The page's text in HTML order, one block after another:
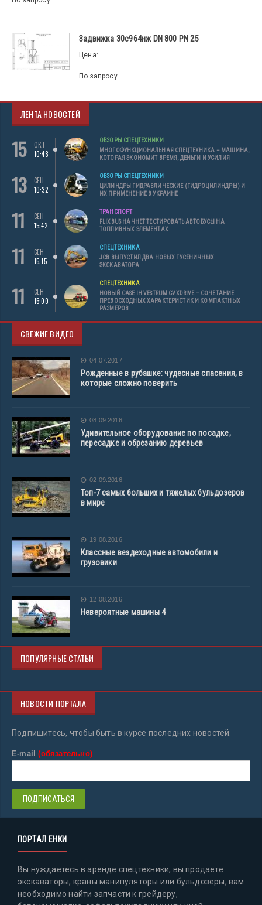
Задвижка 30с964нж DN 800 PN 25
Цена:
По запросу
ЛЕНТА НОВОСТЕЙ
15
ОКТ
10:48
ОБЗОРЫ СПЕЦТЕХНИКИ
МНОГОФУНКЦИОНАЛЬНАЯ СПЕЦТЕХНИКА – МАШИНА,
КОТОРАЯ ЭКОНОМИТ ВРЕМЯ, ДЕНЬГИ И УСИЛИЯ
13
СЕН
10:32
ОБЗОРЫ СПЕЦТЕХНИКИ
ЦИЛИНДРЫ ГИДРАВЛИЧЕСКИЕ (ГИДРОЦИЛИНДРЫ) И
ИХ ПРИМЕНЕНИЕ В УКРАИНЕ
11
СЕН
15:42
ТРАНСПОРТ
FLIXBUS НАЧНЕТ ТЕСТИРОВАТЬ АВТОБУСЫ НА
ТОПЛИВНЫХ ЭЛЕМЕНТАХ
11
СЕН
15:15
СПЕЦТЕХНИКА
JCB ВЫПУСТИЛ ДВА НОВЫХ ГУСЕНИЧНЫХ
ЭКСКАВАТОРА
11
СЕН
15:00
СПЕЦТЕХНИКА
НОВЫЙ CASE IH VESTRUM CVXDRIVE – СОЧЕТАНИЕ
ПРЕВОСХОДНЫХ ХАРАКТЕРИСТИК И КОМПАКТНЫХ
РАЗМЕРОВ
СВЕЖИЕ ВИДЕО
04.07.2017
Рожденные в рубашке: чудесные спасения, в
которые сложно поверить
08.09.2016
Удивительное оборудование по посадке,
пересадке и обрезанию деревьев
02.09.2016
Топ-7 самых больших и тяжелых бульдозеров
в мире
19.08.2016
Классные вездеходные автомобили и
грузовики
12.08.2016
Невероятные машины 4
ПОПУЛЯРНЫЕ СТАТЬИ
НОВОСТИ ПОРТАЛА
Подпишитесь, чтобы быть в курсе последних новостей.
E-mail(обязательно)
ПОРТАЛ ЕНКИ
Вы нуждаетесь в аренде спецтехники, вы продаете
экскаваторы, краны манипуляторы или бульдозеры, вам
необходимо найти запчасти к грейдеру,